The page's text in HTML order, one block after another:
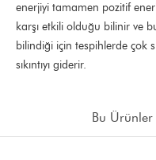
enerjiyi tamamen pozitif
karşı etkili olduğu bilinir ve
bilindiği için tespihlerde çok
sıkıntıyı giderir.
Bu